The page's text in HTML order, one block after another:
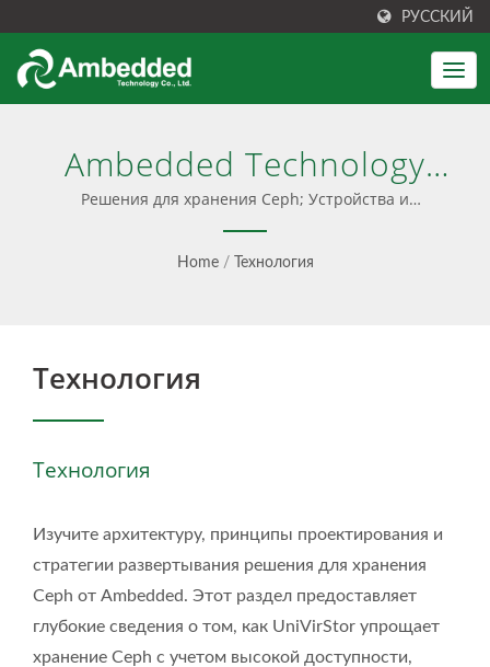
РУССКИЙ
Ambedded Technology
Co., LTD.
Решения для хранения Ceph; Устройства и
программное обеспечение Ceph - Ambedded
Home / Технология
Технология
Технология
Изучите архитектуру, принципы проектирования и
стратегии развертывания решения для хранения
Ceph от Ambedded. Этот раздел предоставляет
глубокие сведения о том, как UniVirStor упрощает
хранение Ceph с учетом высокой доступности,